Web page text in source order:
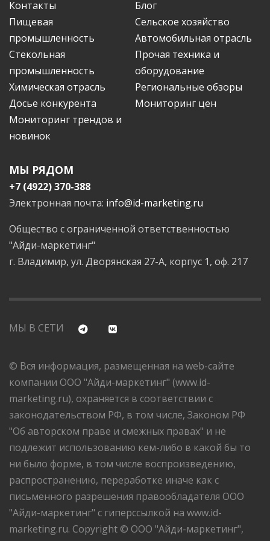
Контакты
Блог
Пищевая
промышленность
Сельское хозяйство
Автомобильная отрасль
Стекольная
промышленность
Прочая техника и
оборудование
Химическая отрасль
Региональные обзоры
Досье конкурента
Мониторинг цен
Мониторинг трендов и
новинок
МЫ РЯДОМ
+7 (4922) 370-388
Электронная почта: info@id-marketing.ru
Общество с ограниченной ответственностью
"Айди-маркетинг"
г. Владимир, ул. Дворянская 27-А, корпус 1, оф. 217
МЫ В СЕТИ
© Вся информация, размещенная на web-сайте
компании ООО "Айди-маркетинг" (www.id-
marketing.ru), охраняется в соответствии с
законодательством РФ, в том числе, Законом РФ
"Об авторском праве и смежных правах" и не
подлежит использованию кем-либо в какой бы то
ни было форме, в том числе воспроизведению,
распространению, переработке иначе как с
письменного разрешения правообладателя ООО
"Айди-маркетинг" с гиперссылкой на www.id-
marketing.ru. Copyright © ООО "Айди-маркетинг",